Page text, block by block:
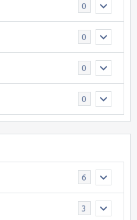
0
0
0
0
6
3